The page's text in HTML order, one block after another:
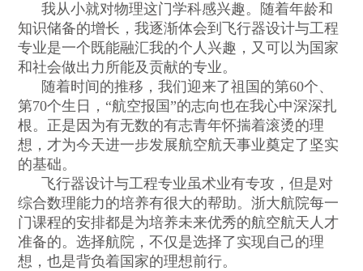
我从小就对物理这门学科感兴趣。随着年龄和
知识储备的增长，我逐渐体会到飞行器设计与工程
专业是一个既能融汇我的个人兴趣，又可以为国家
和社会做出力所能及贡献的专业。
随着时间的推移，我们迎来了祖国的第60个、
第70个生日， “航空报国”的志向也在我心中深深扎
根。正是因为有无数的有志青年怀揣着滚烫的理
想，才为今天进一步发展航空航天事业奠定了坚实
的基础。
飞行器设计与工程专业虽术业有专攻，但是对
综合数理能力的培养有很大的帮助。浙大航院每一
门课程的安排都是为培养未来优秀的航空航天人才
准备的。选择航院，不仅是选择了实现自己的理
想，也是背负着国家的理想前行。